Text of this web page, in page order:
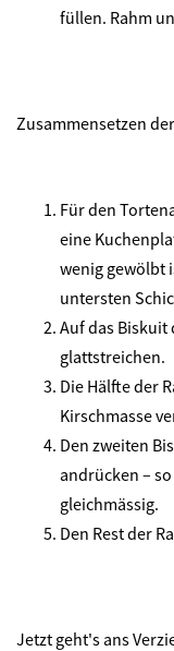
füllen. Rahm
Zusammensetzen
Für den
eine
wenig gewölbt
untersten
Auf das Biskuit
glattstreichen.
Die Hälfte der
Kirschmasse
Den zweiten
andrücken –
gleichmässig.
Den Rest der
Jetzt geht's ans